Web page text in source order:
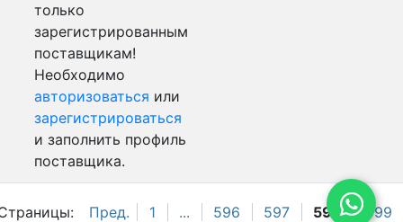
Пред. 1 ... 596 597 598 599
только
зарегистрированным
поставщикам!
Необходимо
авторизоваться или
зарегистрироваться
и заполнить профиль
поставщика.